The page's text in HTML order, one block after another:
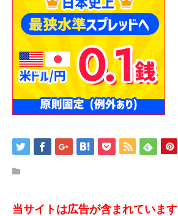
当サイトは広告が含まれています